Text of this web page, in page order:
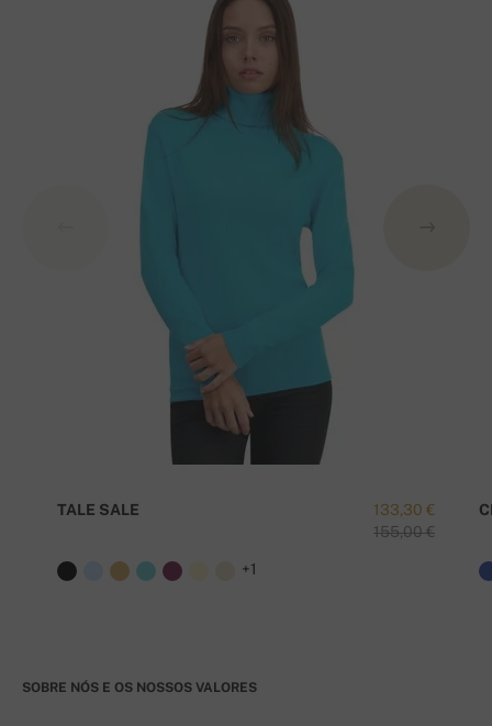
133,30 €
155,00 €
TALE SALE
+1
SOBRE NÓS E OS NOSSOS VALORES